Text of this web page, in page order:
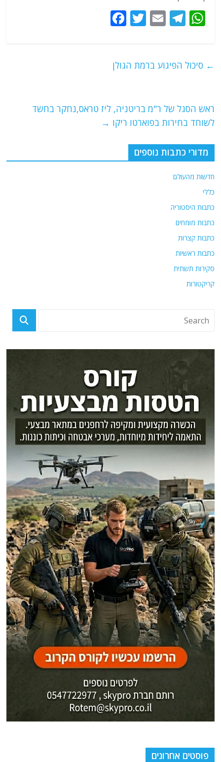
W
h
s
p
T
el
g
E
m
l
T
w
er
o
k
← סיכול הפיגוע ברמת הגולן
ראש הסגל של ר"מ בריטניה, ליז טראס,נחקר בחשד
לשוחד בחירות בפוארטו ריקו →
מדורי כתבות נוספים
חדשות מהעולם
כללי
כתבות היסטוריה
כתבות מומחים
כתבות קצרות
כתבות ראשיות
סקירות תשתית
קריקטורות
פוסטים אחרונים